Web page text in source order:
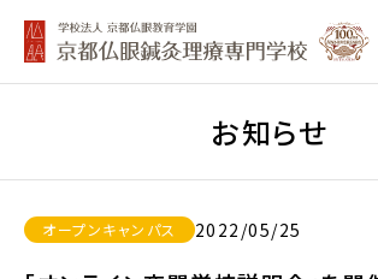
お知らせ
オープンキャンパス 2022/05/25